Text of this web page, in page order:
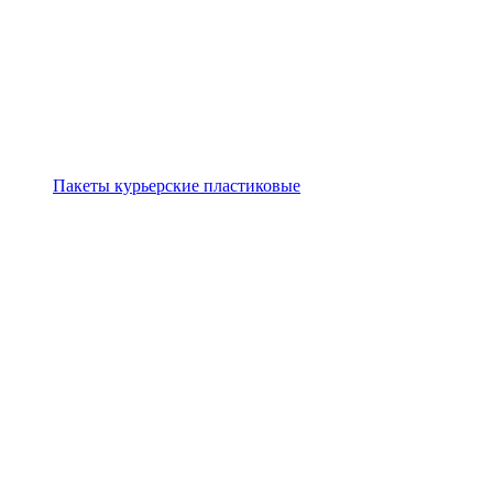
Пакеты курьерские пластиковые